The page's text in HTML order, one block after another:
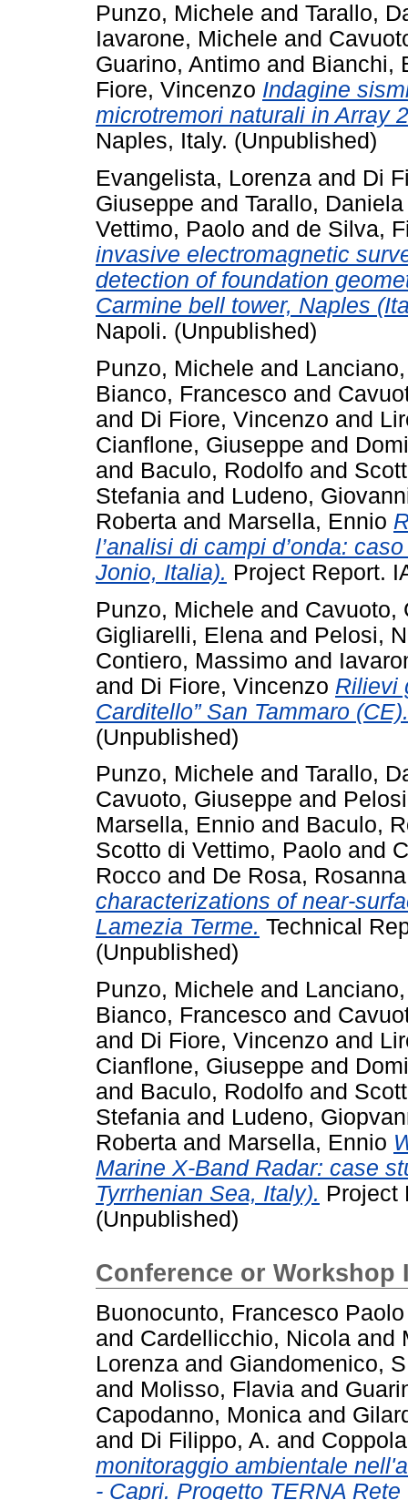
Punzo, Michele and Tarallo,
Iavarone, Michele and
Guarino, Antimo and Bianchi,
Fiore, Vincenzo Indagine
microtremori naturali in Array
Naples, Italy. (Unpublished)
Evangelista, Lorenza and Di
Giuseppe and Tarallo, Daniela
Vettimo, Paolo and de Silva,
invasive electromagnetic
detection of foundation
Carmine bell tower, Naples
Napoli. (Unpublished)
Punzo, Michele and
Bianco, Francesco and
and Di Fiore, Vincenzo and
Cianflone, Giuseppe and
and Baculo, Rodolfo and
Stefania and Ludeno,
Roberta and Marsella, Ennio
l’analisi di campi d’onda:
Jonio, Italia). Project Report.
Punzo, Michele and Cavuoto,
Gigliarelli, Elena and Pelosi,
Contiero, Massimo and
and Di Fiore, Vincenzo Rilievi
Carditello” San Tammaro (CE).
(Unpublished)
Punzo, Michele and Tarallo,
Cavuoto, Giuseppe and
Marsella, Ennio and Baculo,
Scotto di Vettimo, Paolo and
Rocco and De Rosa, Rosanna
characterizations of near-
Lamezia Terme. Technical
(Unpublished)
Punzo, Michele and
Bianco, Francesco and
and Di Fiore, Vincenzo and
Cianflone, Giuseppe and
and Baculo, Rodolfo and
Stefania and Ludeno,
Roberta and Marsella, Ennio
Marine X-Band Radar: case
Tyrrhenian Sea, Italy). Project
(Unpublished)
Conference or Workshop
Buonocunto, Francesco Paolo
and Cardellicchio, Nicola and
Lorenza and Giandomenico,
and Molisso, Flavia and
Capodanno, Monica and
and Di Filippo, A. and
monitoraggio ambientale
- Capri. Progetto TERNA